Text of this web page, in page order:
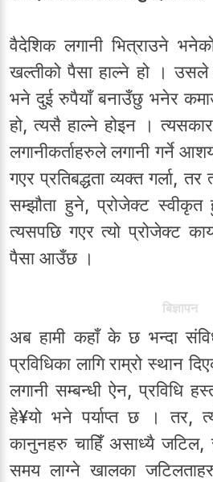
वैदेशिक लगानी भित्राउने
खल्तीको पैसा हाल्ने हो ।
भने दुई रुपैयाँ बनाउँछु भनेर
हो, त्यसै हाल्ने होइन ।
लगानीकर्ताहरुले लगानी गर्ने
गएर प्रतिबद्धता व्यक्त गर्ला,
सम्झौता हुने, प्रोजेक्ट
त्यसपछि गएर त्यो प्रोजेक्ट
पैसा आउँछ ।
बिज्ञापन
अब हामी कहाँ के छ भन्दा
प्रविधिका लागि राम्रो स्थान
लगानी सम्बन्धी ऐन, प्रविधि
हे¥यो भने पर्याप्त छ । तर,
कानुनहरु चाहिँ असाध्यै
समय लाग्ने खालका